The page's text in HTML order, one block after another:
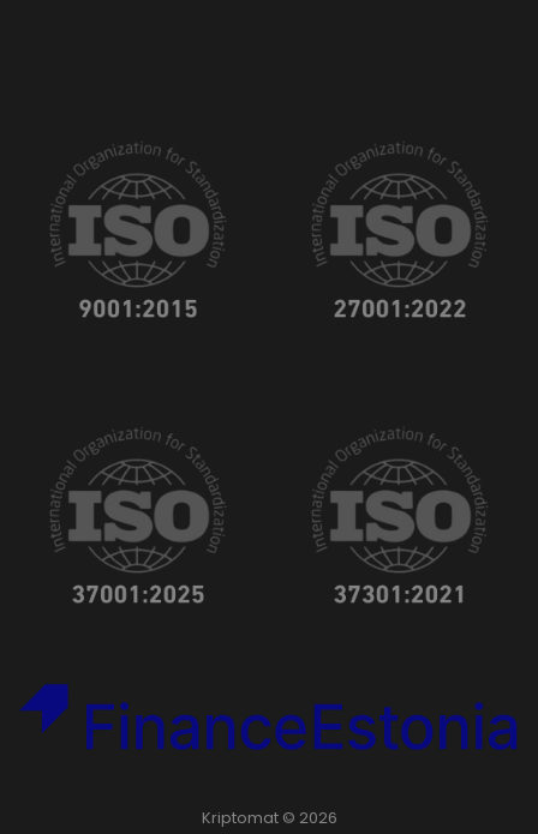
Kriptomat © 2026